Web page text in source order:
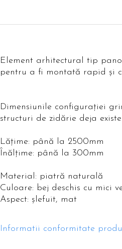
Element arhitectural tip
pentru a fi montată rapid și
Dimensiunile configurației
structuri de zidărie deja
Lățime: până la 2500mm
Înălțime: până la 300mm
Material: piatră naturală
Culoare: bej deschis cu mici
Aspect: șlefuit, mat
Informatii conformitate